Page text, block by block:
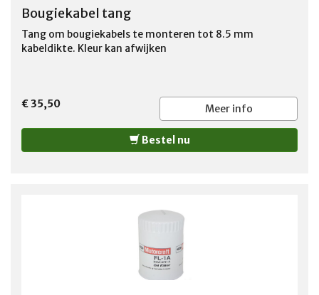
Bougiekabel tang
Tang om bougiekabels te monteren tot 8.5 mm
kabeldikte. Kleur kan afwijken
€ 35,50 Meer info
Bestel nu